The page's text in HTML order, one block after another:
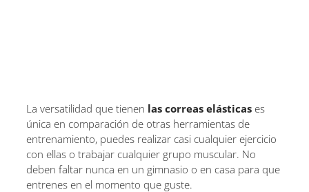
La versatilidad que tienen las correas elásticas es
única en comparación de otras herramientas de
entrenamiento, puedes realizar casi cualquier ejercicio
con ellas o trabajar cualquier grupo muscular. No
deben faltar nunca en un gimnasio o en casa para que
entrenes en el momento que guste.